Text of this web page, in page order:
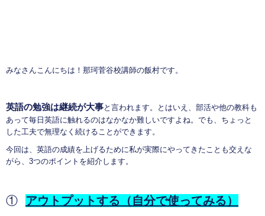
みなさんこんにちは！那珂菅谷校講師の飯村です。
英語の勉強は継続が大事と言われます。とはいえ、部活や他の教科も
あって毎日英語に触れるのはなかなか難しいですよね。でも、ちょっと
した工夫で無理なく続けることができます。
今回は、英語の成績を上げるために私が実際にやってきたことも交えな
がら、3つのポイントを紹介します。
① アウトプットする（自分で使ってみる）